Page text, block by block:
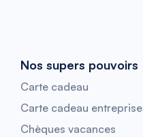
Nos supers pouvoirs
Carte cadeau
Carte cadeau entreprise
Chèques vacances